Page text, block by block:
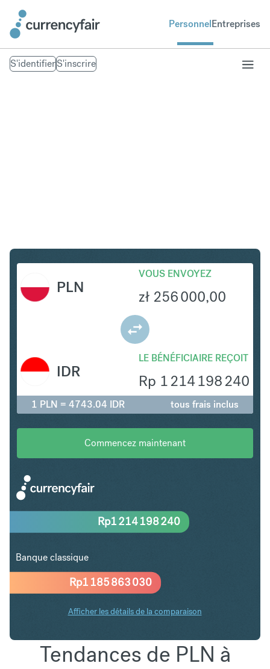
PersonnelEntreprises
S'identifierS'inscrire
PLN
VOUS ENVOYEZ
zł 256 000,00
LE BÉNÉFICIAIRE REÇOIT
Rp 1 214 198 240
IDR
1 PLN = 4743.04 IDR tous frais inclus
Commencez maintenant
Rp1 185 863 030
Rp1 214 198 240
Banque classique
Afficher les détails de la comparaison
Tendances de PLN à